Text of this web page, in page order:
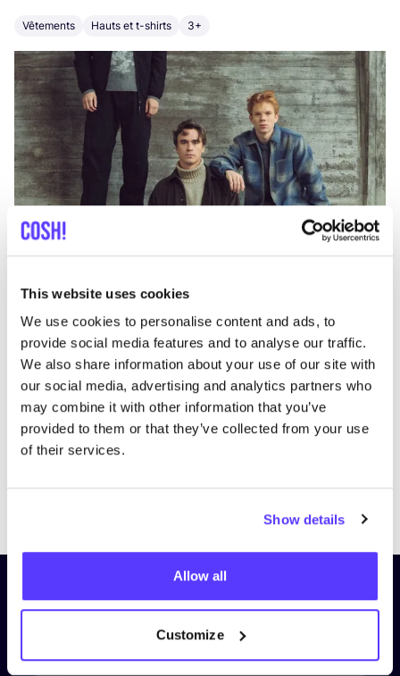
This website uses cookies
We use cookies to personalise content and ads, to
provide social media features and to analyse our traffic.
We also share information about your use of our site with
our social media, advertising and analytics partners who
may combine it with other information that you’ve
provided to them or that they’ve collected from your use
of their services.
Show details
Allow all
Customize
Vêtements Hauts et t-shirts 3+
Inscrivez-vous à notre lettre
d’information et restez informé !
Nom*